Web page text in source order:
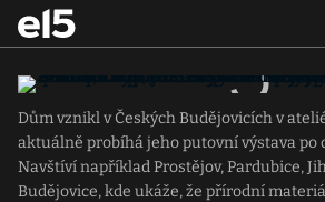
Dům vznikl v Českých Budějovicích v
aktuálně probíhá jeho putovní výstava po
Navštíví například Prostějov, Pardubice,
Budějovice, kde ukáže, že přírodní